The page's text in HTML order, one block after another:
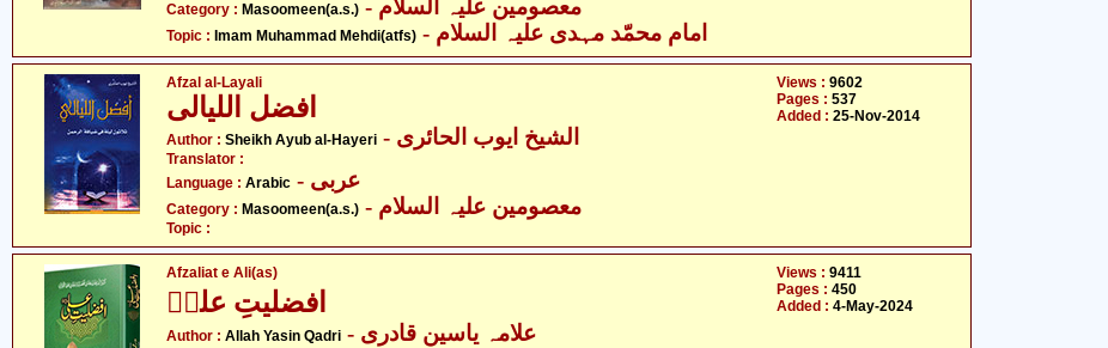
Category : Masoomeen(a.s.)
Topic : Imam Muhammad Mehdi(atfs) - امام محمّد مہدی علیہ السلام
Afzal al-Layali
افضل اللیالی
Author : Sheikh Ayub al-Hayeri - الشیخ ایوب الحائری
Translator :
Language : Arabic - عربی
Category : Masoomeen(a.s.)
Topic :
Views : 9602
Pages : 537
Added : 25-Nov-2014
Afzaliat e Ali(as)
افضلیتِ علیؑ
Author : Allah Yasin Qadri - علامہ یاسین قادری
Views : 9411
Pages : 450
Added : 4-May-2024